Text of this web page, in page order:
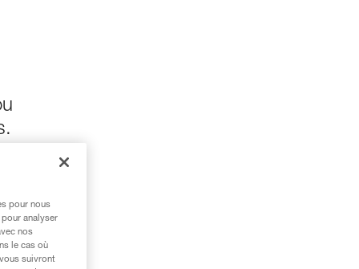
pour nous
analyser
nos
le cas où
suivront